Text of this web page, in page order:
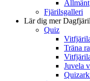
Allmänt
Fjärilsgalleri
Lär dig mer
Quiz
Träna
Juvela